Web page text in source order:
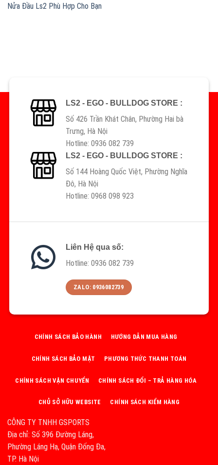
Nửa Đầu Ls2 Phù Hợp Cho Bạn
LS2 - EGO - BULLDOG STORE :
Số 426 Trần Khát Chân, Phường Hai bà
Trưng, Hà Nội
Hotline: 0936 082 739
LS2 - EGO - BULLDOG STORE :
Số 144 Hoàng Quốc Việt, Phường Nghĩa
Đô, Hà Nội
Hotline: 0968 098 923
Liên Hệ qua số:
Hotline: 0936 082 739
ZALO: 0936082739
CÔNG TY TNHH GSPORTS
Địa chỉ: Số 396 Đường Láng,
Phường Láng Hạ, Quận Đống Đa,
TP. Hà Nội
CHÍNH SÁCH BẢO HÀNH HƯỚNG DẪN MUA HÀNG
CHÍNH SÁCH BẢO MẬT PHƯƠNG THỨC THANH TOÁN
CHÍNH SÁCH VẬN CHUYỂN CHÍNH SÁCH ĐỔI – TRẢ HÀNG HÓA
CHỦ SỞ HỮU WEBSITE CHÍNH SÁCH KIỂM HÀNG